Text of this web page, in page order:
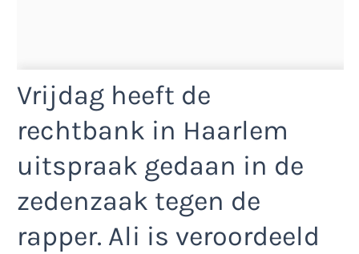
Vrijdag heeft de
rechtbank in Haarlem
uitspraak gedaan in de
zedenzaak tegen de
rapper. Ali is veroordeeld